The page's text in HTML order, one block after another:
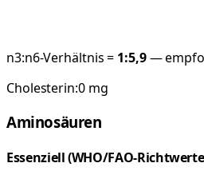
n3:n6-Verhältnis = 1:5,9—
Cholesterin:0mg
Aminosäuren
Essenziell (WHO/FAO-